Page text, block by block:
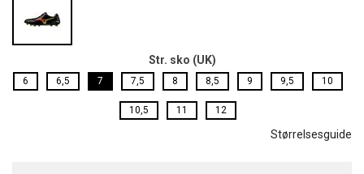
Str. sko (UK)
6 6,5 7 7,5 8 8,5 9 9,5 10
10,5 11 12
Størrelsesguide